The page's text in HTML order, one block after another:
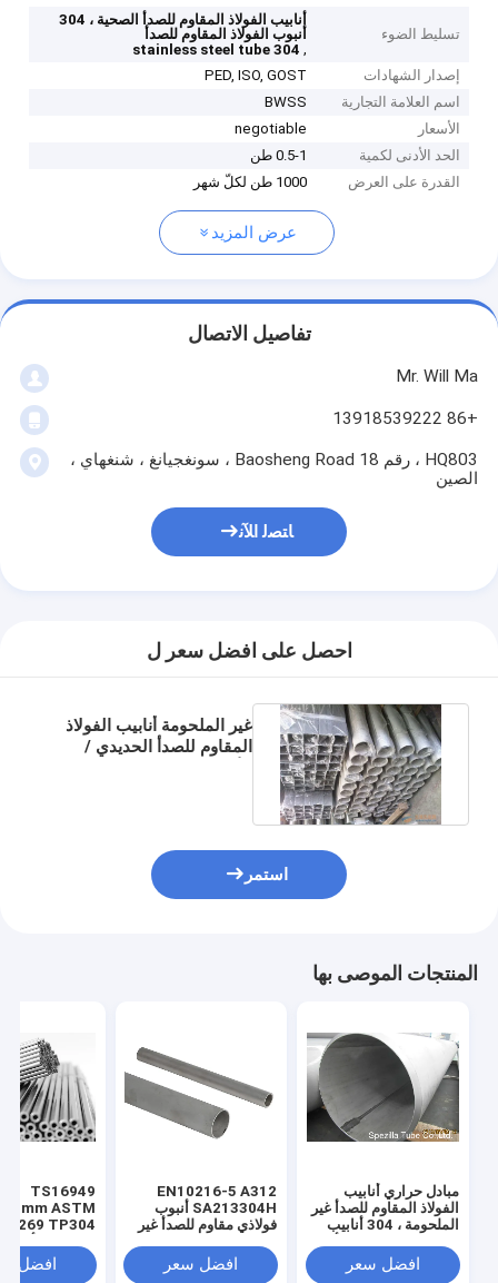
تسليط الضوء
أنابيب الفولاذ المقاوم للصدأ الصحية ، 304
أنبوب الفولاذ المقاوم للصدأ
,
304 stainless steel tube
إصدار الشهادات
PED, ISO, GOST
اسم العلامة التجارية
BWSS
الأسعار
negotiable
الحد الأدنى لكمية
0.5-1 طن
القدرة على العرض
1000 طن لكلّ شهر
عرض المزيد
تفاصيل الاتصال
Mr. Will Ma
+86 13918539222
HQ803 ، رقم 18 Baosheng Road ، سونغجيانغ ، شنغهاي ،
الصين
ﺎﺘﺼﻟ ﺍﻶﻧ
احصل على افضل سعر ل
غير الملحومة أنابيب الفولاذ
المقاوم للصدأ الحديدي /
استمر
المنتجات الموصى بها
مبادل حراري أنابيب
الفولاذ المقاوم للصدأ غير
الملحومة ، 304 أنابيب
الملحومةافضل سعر
EN10216-5 A312
SA213304H أنبوب
فولاذي مقاوم للصدأ غير
افضل سعر
TS16949
ASTM
افضل